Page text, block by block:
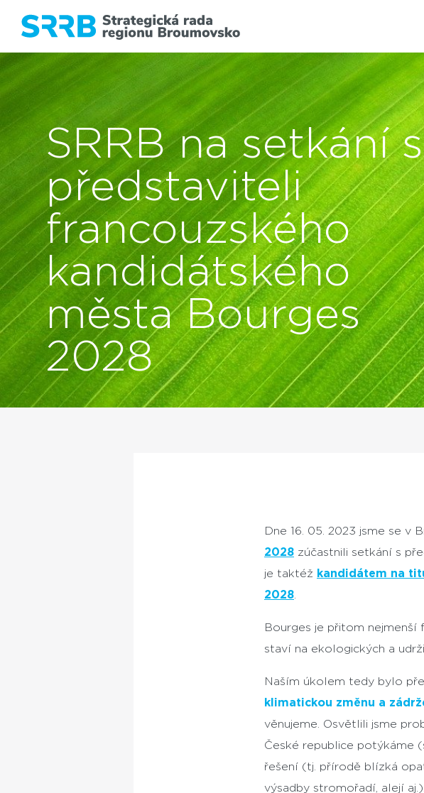
SRRB na setkání s
představiteli
francouzského
kandidátského
města Bourges
2028
Dne 16. 05. 2023 jsme se v
2028 zúčastnili setkání s
je taktéž kandidátem na
2028
Bourges je přitom nejmenší
staví na ekologických a
Naším úkolem tedy bylo
klimatickou změnu a
věnujeme. Osvětlili jsme
České republice potýkáme
řešení (tj. přírodě blízká
výsadby stromořadí, alejí